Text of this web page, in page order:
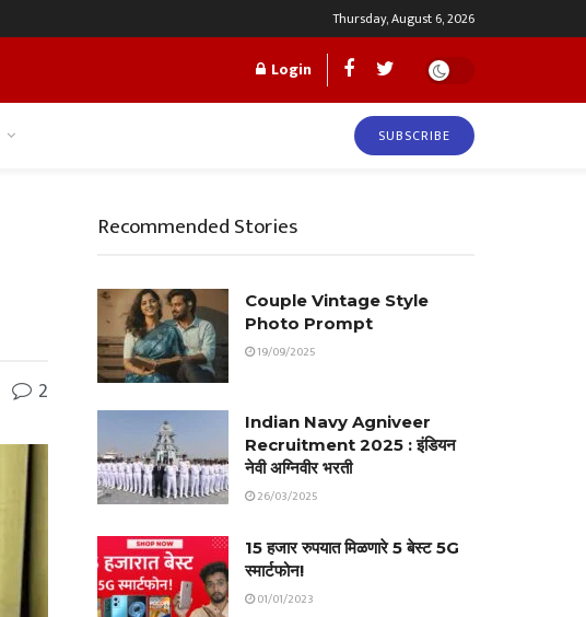
Thursday, August 6, 2026
Login
SUBSCRIBE
2
Recommended Stories
Couple Vintage Style
Photo Prompt
19/09/2025
Indian Navy Agniveer
Recruitment 2025 : इंडियन
नेवी अग्निवीर भरती
26/03/2025
15 हजार रुपयात मिळणारे 5 बेस्ट 5G
स्मार्टफोन!
01/01/2023